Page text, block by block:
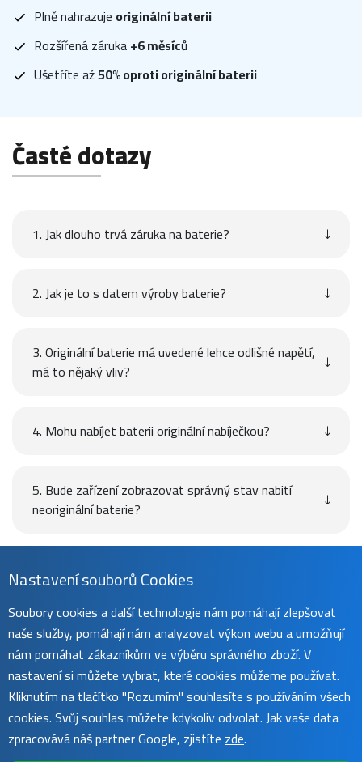
Plně nahrazuje originální baterii
Rozšířená záruka+6 měsíců
Ušetříte až50% oproti originální baterii
Časté dotazy
1. Jak dlouho trvá záruka na baterie?
2. Jak je to s datem výroby baterie?
3. Originální baterie má uvedené lehce odlišné napětí,
má to nějaký vliv?
4. Mohu nabíjet baterii originální nabíječkou?
5. Bude zařízení zobrazovat správný stav nabití
neoriginální baterie?
Návod
Uživatelský manuál naleznete natéto stránce.
Nastavení souborů Cookies
Soubory cookies a další technologie nám pomáhají zlepšovat
naše služby, pomáhají nám analyzovat výkon webu a umožňují
nám pomáhat zákazníkům ve výběru správného zboží. V
nastavení si můžete vybrat, které cookies můžeme používat.
Kliknutím na tlačítko "Rozumím" souhlasíte s používáním všech
cookies. Svůj souhlas můžete kdykoliv odvolat. Jak vaše data
zpracovává náš partner Google, zjistítezde.